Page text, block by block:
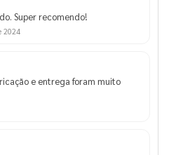
Super recomendo!
2024
e entrega foram muito